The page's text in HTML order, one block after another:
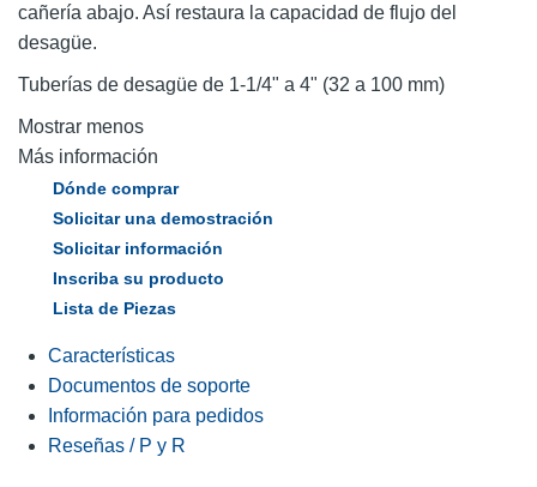
cañería abajo. Así restaura la capacidad de flujo del
desagüe.
Tuberías de desagüe de 1-1/4" a 4" (32 a 100 mm)
Mostrar menos
Más información
Dónde comprar
Solicitar una demostración
Solicitar información
Inscriba su producto
Lista de Piezas
Características
Documentos de soporte
Información para pedidos
Reseñas / P y R